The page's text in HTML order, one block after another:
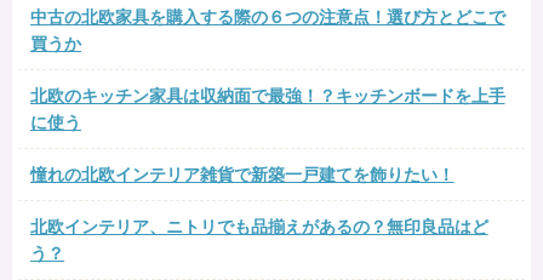
中古の北欧家具を購入する際の６つの注意点！選び方とどこで
買うか
北欧のキッチン家具は収納面で最強！？キッチンボードを上手
に使う
憧れの北欧インテリア雑貨で新築一戸建てを飾りたい！
北欧インテリア、ニトリでも品揃えがあるの？無印良品はど
う？